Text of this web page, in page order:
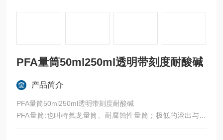
PFA量筒50ml250ml透明带刻度耐酸碱
产品简介
PFA量筒50ml250ml透明带刻度耐酸碱
PFA量筒:也叫特氟龙量筒、耐腐蚀性量筒；极低的溶出与析
出，主要用于痕量分析、同位素检测，ICP-MS/OES/AAS分析